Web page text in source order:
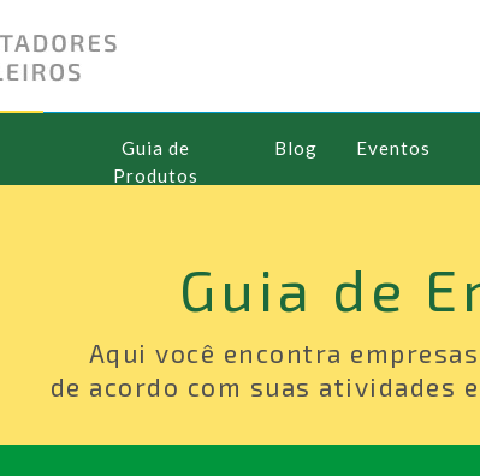
Guia de
Produtos
Blog Eventos
Guia de
Aqui você encontra
de acordo com suas atividades